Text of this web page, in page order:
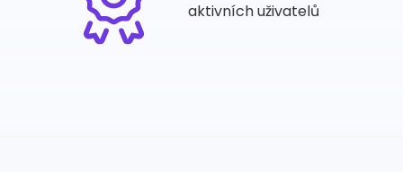
aktivních uživatelů